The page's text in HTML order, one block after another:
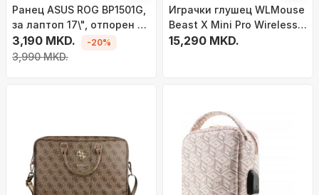
Ранец ASUS ROG BP1501G,
за лаптоп 17\", отпорен на
вода, црн
3,190 MKD.
3,990 MKD.
-20%
Играчки глушец WLMouse
Beast X Mini Pro Wireless,
36g, RGB, виолетов
15,290 MKD.